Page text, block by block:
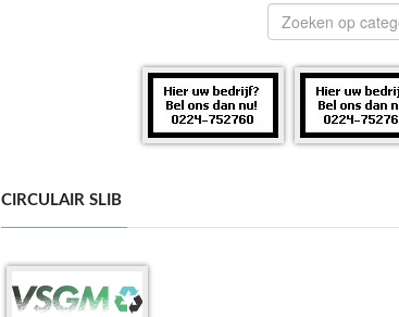
CIRCULAIR SLIB